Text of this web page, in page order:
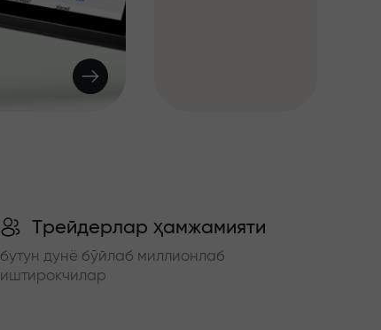
Трейдерлар ҳамжамияти
бутун дунё бўйлаб миллионлаб
иштирокчилар